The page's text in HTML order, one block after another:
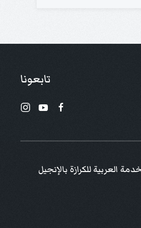
تابعونا
العربية للكرازة بالإنجيل